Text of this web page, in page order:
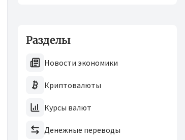
Разделы
Новости экономики
Криптовалюты
Курсы валют
Денежные переводы